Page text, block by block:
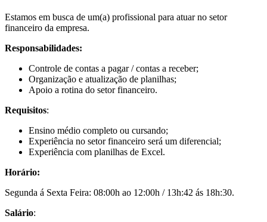
Estamos em busca de um(a) profissional para atuar no setor
financeiro da empresa.
Responsabilidades:
Controle de contas a pagar / contas a receber;
Organização e atualização de planilhas;
Apoio a rotina do setor financeiro.
Requisitos:
Ensino médio completo ou cursando;
Experiência no setor financeiro será um diferencial;
Experiência com planilhas de Excel.
Horário:
Segunda á Sexta Feira: 08:00h ao 12:00h / 13h:42 ás 18h:30.
Salário: